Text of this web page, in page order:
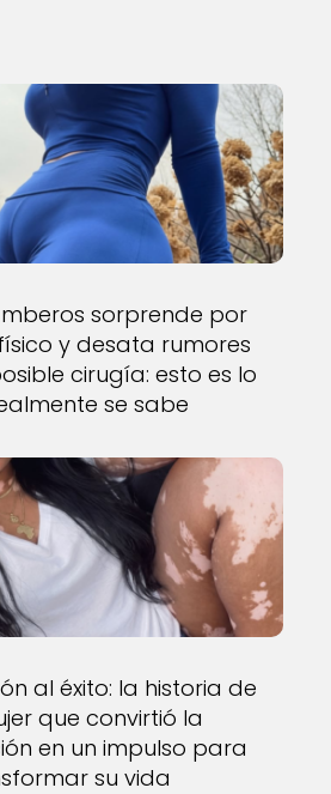
sorprende por
y desata rumores
cirugía: esto es lo
se sabe
al éxito: la historia de
que convirtió la
en un impulso para
su vida